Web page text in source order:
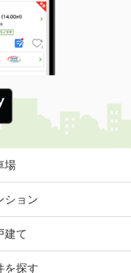
場
ション
建て
を探す